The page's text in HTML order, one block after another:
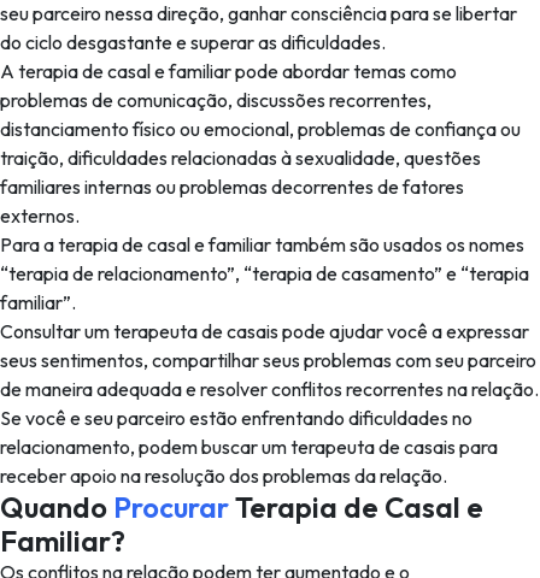
seu parceiro nessa direção, ganhar consciência para se libertar
do ciclo desgastante e superar as dificuldades.
A terapia de casal e familiar pode abordar temas como
problemas de comunicação, discussões recorrentes,
distanciamento físico ou emocional, problemas de confiança ou
traição, dificuldades relacionadas à sexualidade, questões
familiares internas ou problemas decorrentes de fatores
externos.
Para a terapia de casal e familiar também são usados os nomes
“terapia de relacionamento”, “terapia de casamento” e “terapia
familiar”.
Consultar um terapeuta de casais pode ajudar você a expressar
seus sentimentos, compartilhar seus problemas com seu parceiro
de maneira adequada e resolver conflitos recorrentes na relação.
Se você e seu parceiro estão enfrentando dificuldades no
relacionamento, podem buscar um terapeuta de casais para
receber apoio na resolução dos problemas da relação.
Quando ProcurarTerapia de Casal e
Familiar?
Os conflitos na relação podem ter aumentado e o